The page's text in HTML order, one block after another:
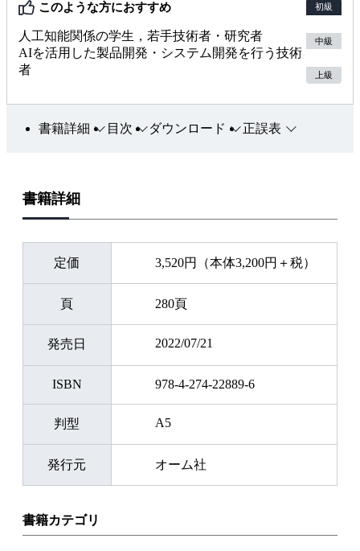
手が人であれ，動物であれ，AIやロボットなどの人工物で
あれ，人は相手の意図や欲求などの心的状況を読み取り，そ
れに適応した行動をとるという，コグニティブ（認知的）イ
ンタラクションを繰り返すことで，円滑に対話を行っている
と考えられるからです．
第1章では，人とAIのインタラクションについて，人どうし
ョンを分析していくための概念や方法を説明しています．続
く第3章では，取得したデータをモデルベースで分析するた
めに必要な，データの表現方法について説明しています．最
後の第4章では，第3章までに学んだ基礎的な概念や方法を用
いて，実際にどのようなインタラクションの分析が可能なの
かを，これまでの事例の中から特に興味深いものに絞って説
本書を読むことで，人どうし，あるいは人と動物の間のイン
タラクションで起きていることを理解するためだけでなく，
かの人工物を設計するための基本がわかります．
このような方におすすめ
人工知能関係の学生，若手技術者・研究者
AIを活用した製品開発・システム開発を行う技術
者
初級
中級
上級
書籍詳細 目次 ダウンロード 正誤表
書籍詳細
定価 3,520円（本体3,200円＋税）
頁 280頁
発売日 2022/07/21
ISBN 978-4-274-22889-6
判型 A5
発行元 オーム社
書籍カテゴリ